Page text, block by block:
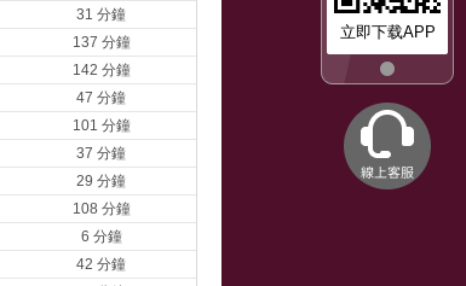
立即下载APP
31 分鐘
137 分鐘
142 分鐘
47 分鐘
101 分鐘
37 分鐘
29 分鐘
108 分鐘
6 分鐘
42 分鐘